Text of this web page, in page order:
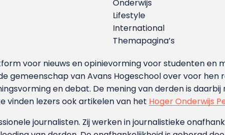
Onderwijs
Lifestyle
International
Themapagina’s
voor nieuws en opinievorming voor studenten en
gemeenschap van Avans Hogeschool over voor
en debat. De mening van derden is daarbij
vinden lezers ook artikelen van het Hoger Onderwijs
journalisten. Zij werken in journalistieke